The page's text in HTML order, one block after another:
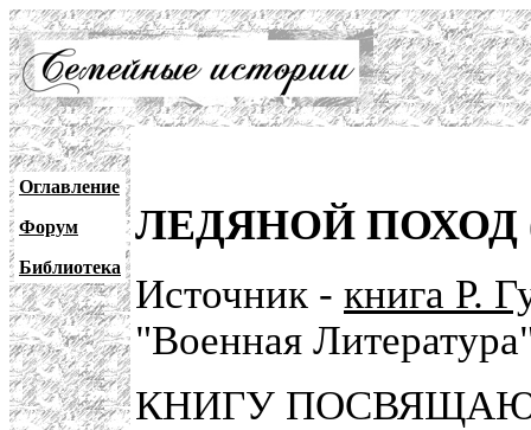
Оглавление
Форум
Библиотека
ЛЕДЯНОЙ ПОХОД
Источник - книга Р.
"Военная
КНИГУ